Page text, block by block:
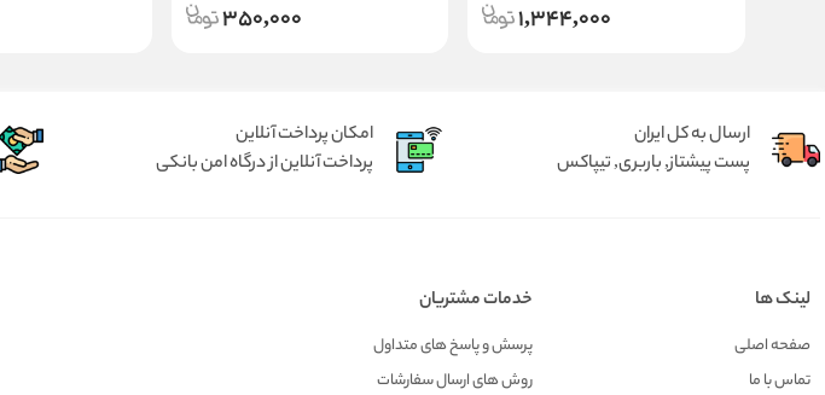
1,344,000
350,000
ارسال به کل ایران
پست پیشتاز, باربری, تیپاکس
امکان پرداخت آنلاین
پرداخت آنلاین از درگاه امن بانکی
لینک ها
صفحه اصلی
تماس با ما
خدمات مشتریان
پرسش و پاسخ های متداول
روش های ارسال سفارشات